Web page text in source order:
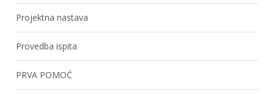
Projektna nastava
Provedba ispita
PRVA POMOĆ